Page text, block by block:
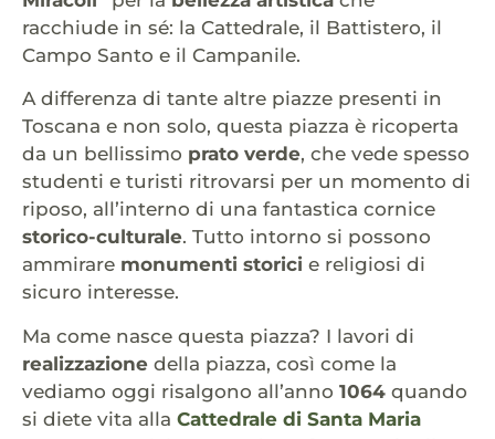
racchiude in sé: la Cattedrale, il Battistero, il
Campo Santo e il Campanile.
A differenza di tante altre piazze presenti in
Toscana e non solo, questa piazza è ricoperta
da un bellissimo prato verde, che vede spesso
studenti e turisti ritrovarsi per un momento di
riposo, all’interno di una fantastica cornice
storico-culturale. Tutto intorno si possono
ammirare monumenti storici e religiosi di
sicuro interesse.
Ma come nasce questa piazza? I lavori di
realizzazione della piazza, così come la
vediamo oggi risalgono all’anno 1064 quando
si diete vita alla Cattedrale di Santa Maria